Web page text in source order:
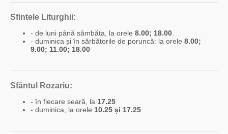
Sfintele Liturghii:
- de luni până sâmbăta, la orele 8.00; 18.00.
- duminica și în sărbătorile de poruncă: la orele 8.00;
9.00; 11.00; 18.00
Sfântul Rozariu:
- în fiecare seară, la 17.25
- duminica, la orele 10.25 și 17.25